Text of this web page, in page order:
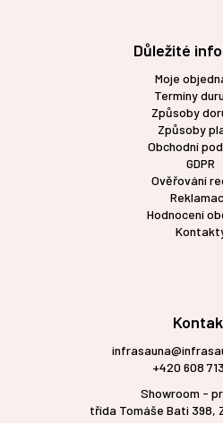
Důležité
Moje
Termíny
Způsoby
Způsoby
Obchodní
GDPR
Ověřování
Hodnocení
+420 608
Showroom -
třída Tomáše Bati 398,